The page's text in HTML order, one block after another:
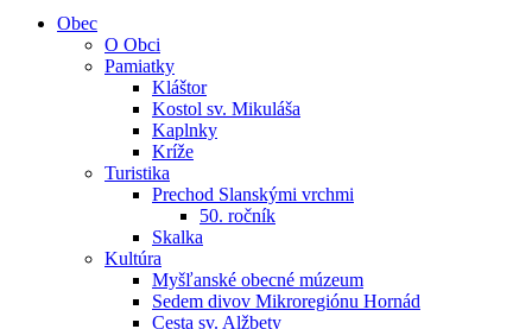
Obec
O Obci
Pamiatky
Kláštor
Kostol sv. Mikuláša
Kaplnky
Kríže
Turistika
Prechod Slanskými vrchmi
50. ročník
Skalka
Kultúra
Myšľanské obecné múzeum
Sedem divov Mikroregiónu Hornád
Cesta sv. Alžbety